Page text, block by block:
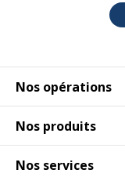
Nos opérations
Nos produits
Nos services